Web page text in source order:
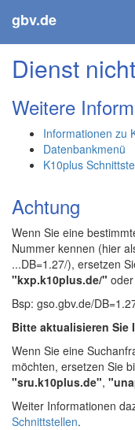
gbv.de
Dienst
Weitere
Informationen zu
Datenbankmenü
K10plus
Achtung
Wenn Sie eine
Nummer kennen (hier
...DB=1.27/), ersetzen
"kxp.k10plus.de/"
Bsp: gso.gbv.de/
Bitte aktualisieren Sie
Wenn Sie eine
möchten, ersetzen Sie
"sru.k10plus.de",
Weiter Informationen
Schnittstellen.